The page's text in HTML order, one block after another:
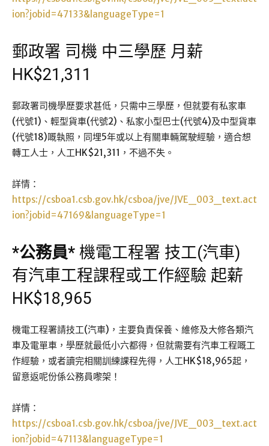
ion?jobid=47133&languageType=1
郵政署 司機 中三學歷 月薪
HK$21,311
郵政署司機學歷要求甚低，只需中三學歷，但就要有私家車
(代號1)、輕型貨車(代號2)、私家小型巴士(代號4)及中型貨車
(代號18)嘅執照，同埋5年或以上有關車輛駕駛經驗，適合想
轉工人士，人工HK$21,311，不過不失。
詳情：
https://csboa1.csb.gov.hk/csboa/jve/JVE_003_text.act
ion?jobid=47169&languageType=1
*公務員* 機電工程署 技工(汽車)
有汽車工程課程或工作經驗 起薪
HK$18,965
機電工程署請技工(汽車)，主要負責保養、維修及大修各類汽
車及電單車，學歷就最低小六都得，但就需要有汽車工程嘅工
作經驗，或者讀完相關訓練課程先得，人工HK$18,965起，
留意返呢份係公務員嚟架！
詳情：
https://csboa1.csb.gov.hk/csboa/jve/JVE_003_text.act
ion?jobid=47113&languageType=1